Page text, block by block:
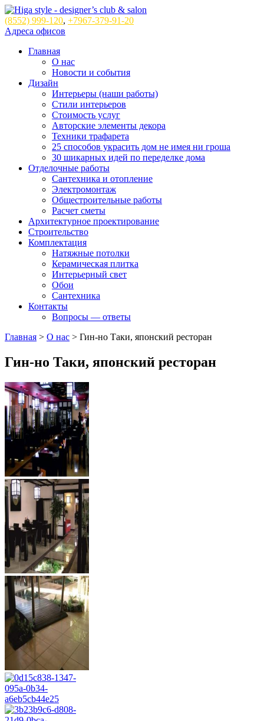
(8552) 999-120, +7967-379-91-20
Адреса офисов
Главная
О нас
Новости и события
Дизайн
Интерьеры (наши работы)
Стили интерьеров
Стоимость услуг
Авторские элементы декора
Техники трафарета
25 способов украсить дом не имея ни гроша
30 шикарных идей по переделке дома
Отделочные работы
Сантехника и отопление
Электромонтаж
Общестроительные работы
Расчет сметы
Архитектурное проектирование
Строительство
Комплектация
Натяжные потолки
Керамическая плитка
Интерьерный свет
Обои
Сантехника
Контакты
Вопросы — ответы
Главная > О нас > Гин-но Таки, японский ресторан
Гин-но Таки, японский ресторан